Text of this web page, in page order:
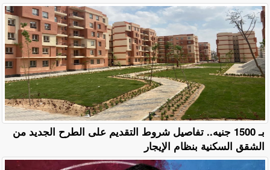
بـ 1500 جنيه.. تفاصيل شروط التقديم على الطرح الجديد من
الشقق السكنية بنظام الإيجار